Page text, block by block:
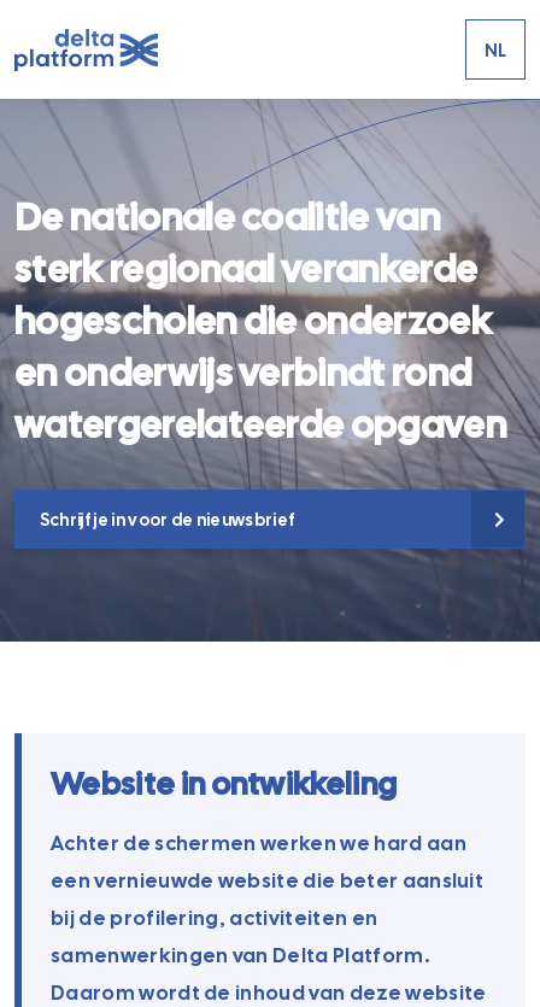
NL
De nationale coalitie van
sterk regionaal verankerde
hogescholen die onderzoek
en onderwijs verbindt rond
watergerelateerde opgaven
Schrijf je in voor de nieuwsbrief
Website in ontwikkeling
Achter de schermen werken we hard aan
een vernieuwde website die beter aansluit
bij de profilering, activiteiten en
samenwerkingen van Delta Platform.
Daarom wordt de inhoud van deze website